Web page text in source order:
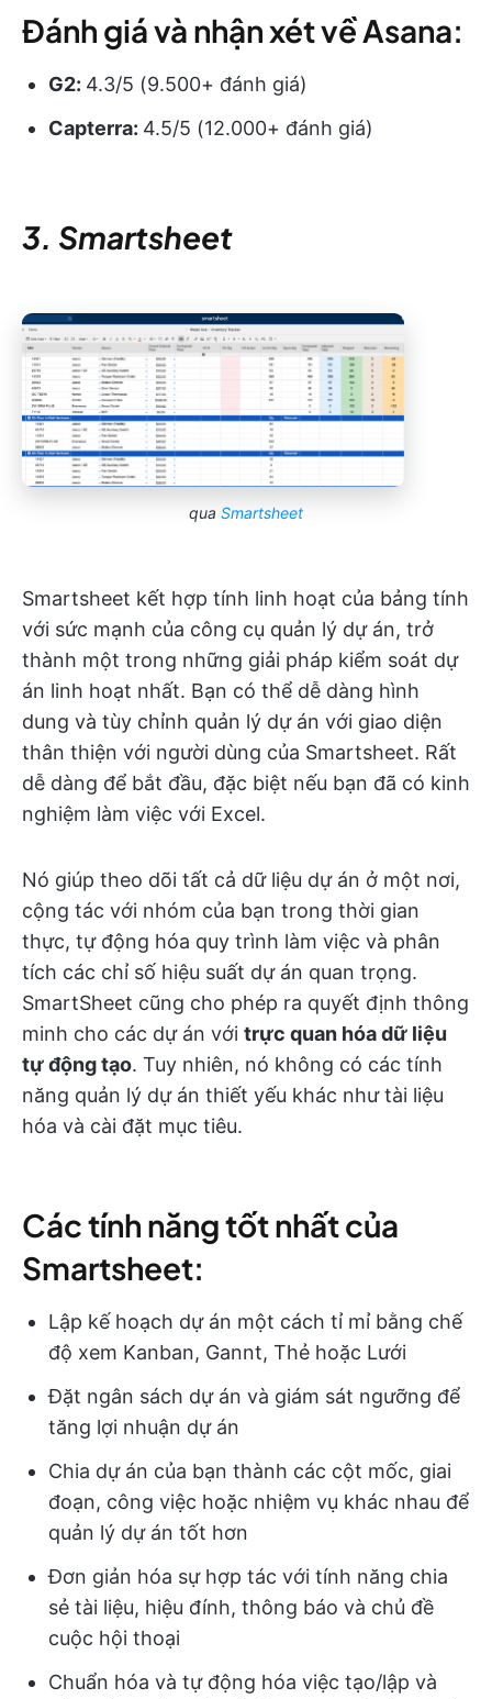
Đánh giá và nhận xét về Asana:
G2: 4.3/5 (9.500+ đánh giá)
Capterra: 4.5/5 (12.000+ đánh giá)
3. Smartsheet
qua Smartsheet
Smartsheet kết hợp tính linh hoạt của bảng tính
với sức mạnh của công cụ quản lý dự án, trở
thành một trong những giải pháp kiểm soát dự
án linh hoạt nhất. Bạn có thể dễ dàng hình
dung và tùy chỉnh quản lý dự án với giao diện
thân thiện với người dùng của Smartsheet. Rất
dễ dàng để bắt đầu, đặc biệt nếu bạn đã có kinh
nghiệm làm việc với Excel.
Nó giúp theo dõi tất cả dữ liệu dự án ở một nơi,
cộng tác với nhóm của bạn trong thời gian
thực, tự động hóa quy trình làm việc và phân
tích các chỉ số hiệu suất dự án quan trọng.
SmartSheet cũng cho phép ra quyết định thông
minh cho các dự án với trực quan hóa dữ liệu
tự động tạo. Tuy nhiên, nó không có các tính
năng quản lý dự án thiết yếu khác như tài liệu
hóa và cài đặt mục tiêu.
Các tính năng tốt nhất của
Smartsheet:
Lập kế hoạch dự án một cách tỉ mỉ bằng chế
độ xem Kanban, Gannt, Thẻ hoặc Lưới
Đặt ngân sách dự án và giám sát ngưỡng để
tăng lợi nhuận dự án
Chia dự án của bạn thành các cột mốc, giai
đoạn, công việc hoặc nhiệm vụ khác nhau để
quản lý dự án tốt hơn
Đơn giản hóa sự hợp tác với tính năng chia
sẻ tài liệu, hiệu đính, thông báo và chủ đề
cuộc hội thoại
Chuẩn hóa và tự động hóa việc tạo/lập và